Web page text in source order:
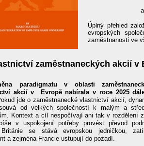
Úplný přehled
evropských
zaměstnanosti ve
zaměstnaneckých akcií v
paradigmatu v oblasti
akcií v Evropě nabírala v roce 2025
jde o zaměstnanecké vlastnictví akcií,
od velkých společností k malým a
Kontext a cíl nespočívají ani tak v rozdělení
v uspokojení potřeby provést převod
se stává evropskou jedničkou,
a zejména Francie ustupují do pozadí.